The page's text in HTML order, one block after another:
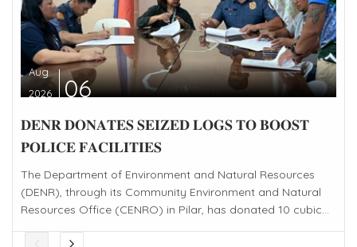
Aug
2026
06
𝐃𝐄𝐍𝐑 𝐃𝐎𝐍𝐀𝐓𝐄𝐒 𝐒𝐄𝐈𝐙𝐄𝐃 𝐋𝐎𝐆𝐒 𝐓𝐎 𝐁𝐎𝐎𝐒𝐓
𝐏𝐎𝐋𝐈𝐂𝐄 𝐅𝐀𝐂𝐈𝐋𝐈𝐓𝐈𝐄𝐒
The Department of Environment and Natural Resources
(DENR), through its Community Environment and Natural
Resources Office (CENRO) in Pilar, has donated 10 cubic...